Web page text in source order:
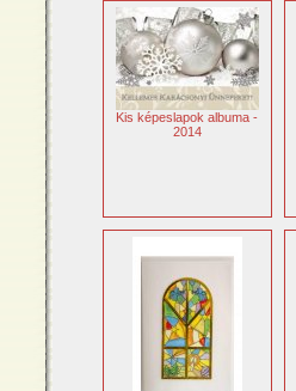
Kis képeslapok albuma -
2014